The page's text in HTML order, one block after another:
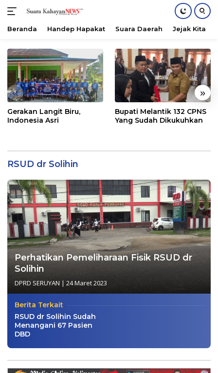
konten
Beranda Handep Hapakat Suara Daerah Jejak Kita
« »
Gerakan Langit Biru,
Indonesia Asri
Bupati Melantik 132 CPNS
Yang Sudah Dikukuhkan
RSUD dr Solihin
Perhatikan Pemeliharaan Fisik RSUD dr
Solihin
DPRD SERUYAN | 24 Maret 2023
Berita Terkait
RSUD dr Solihin Sudah
Menangani 67 Pasien
DBD